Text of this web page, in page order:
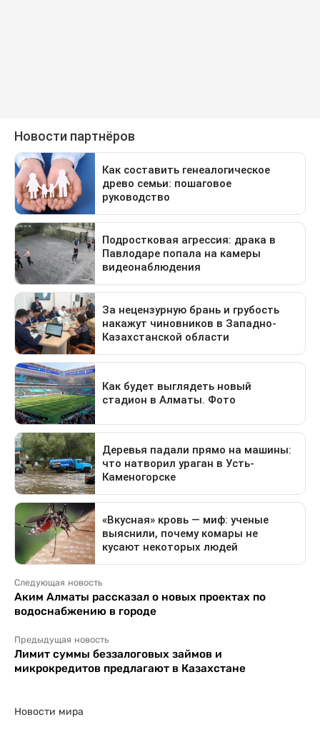
Следующая новость
Аким Алматы рассказал о новых проектах по
водоснабжению в городе
Предыдущая новость
Лимит суммы беззалоговых займов и
микрокредитов предлагают в Казахстане
Новости мира